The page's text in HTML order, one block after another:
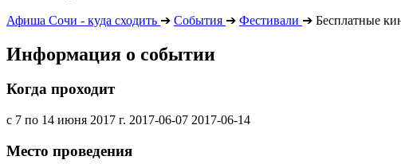
Афиша Сочи - куда сходить ➔ События ➔ Фестивали ➔ Бесплатные
Информация о событии
Когда проходит
с 7 по 14 июня 2017 г. 2017-06-07 2017-06-14
Место проведения